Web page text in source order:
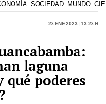
SOCIEDAD MUNDO
23 Ene 2023 | 13:23 h
laguna
qué poderes